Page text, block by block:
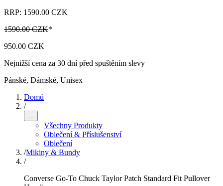
RRP: 1590.00 CZK
1590.00 CZK*
950.00 CZK
Nejnižší cena za 30 dní před spuštěním slevy
Pánské, Dámské, Unisex
Domů
/
...
Všechny Produkty
Oblečení & Příslušenství
Oblečení
/Mikiny & Bundy
/
Converse Go-To Chuck Taylor Patch Standard Fit Pullover